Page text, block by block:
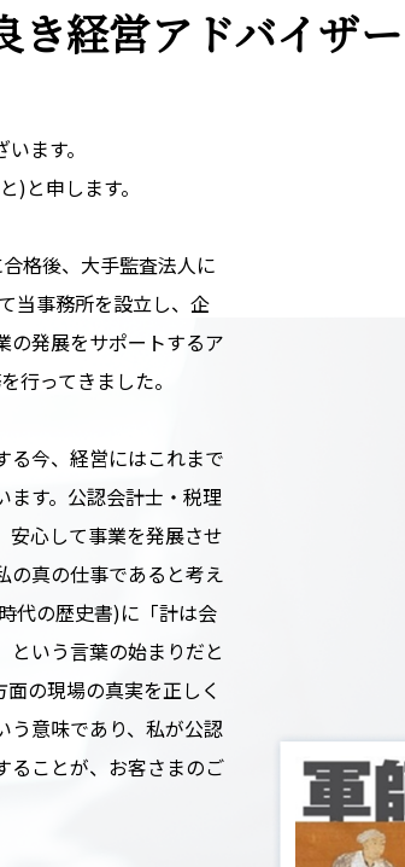
き経営アドバイザー
ます。
)と申します。
格後、大手監査法人に
当事務所を設立し、企
の発展をサポートするア
行ってきました。
る今、経営にはこれまで
ます。公認会計士・税理
安心して事業を発展させ
の真の仕事であると考え
代の歴史書)に「計は会
いう言葉の始まりだと
の現場の真実を正しく
う意味であり、私が公認
ることが、お客さまのご